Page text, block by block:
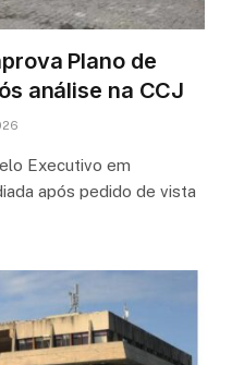
Plano de
análise na CCJ
Executivo em
após pedido de vista